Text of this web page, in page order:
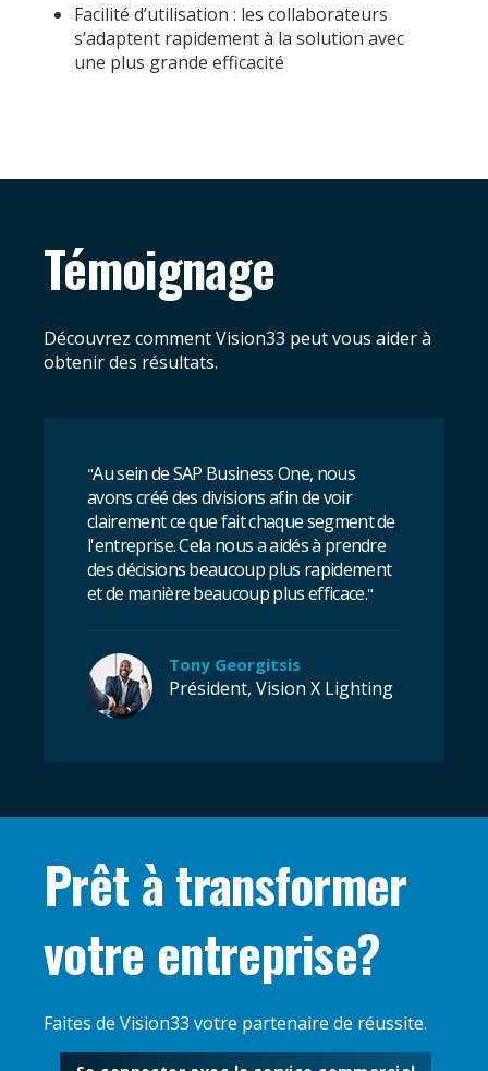
Facilité d’utilisation : les collaborateurs
s’adaptent rapidement à la solution avec
une plus grande efficacité
Témoignage
Découvrez comment Vision33 peut vous aider à
obtenir des résultats.
"Au sein de SAP Business One, nous
avons créé des divisions afin de voir
clairement ce que fait chaque segment de
l'entreprise. Cela nous a aidés à prendre
des décisions beaucoup plus rapidement
et de manière beaucoup plus efficace."
Tony Georgitsis
Président, Vision X Lighting
Prêt à transformer
votre entreprise?
Faites de Vision33 votre partenaire de réussite.